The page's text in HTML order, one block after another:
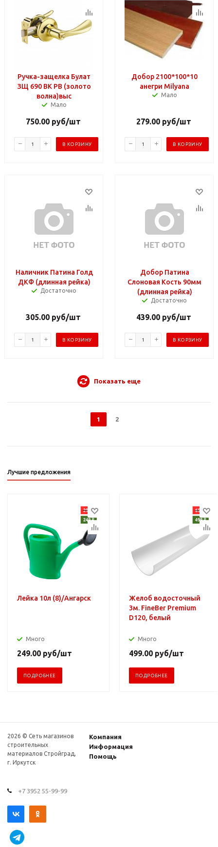
Ручка-защелка Булат
ЗЩ 690 ВК РВ (золото
волна)выс
Мало
750.00руб/шт
В КОРЗИНУ
Добор 2100*100*10
анегри Milyana
Мало
279.00руб/шт
В КОРЗИНУ
Наличник Патина Голд
ДКФ (длинная рейка)
Достаточно
305.00руб/шт
В КОРЗИНУ
Добор Патина
Слоновая Кость 90мм
(длинная рейка)
Достаточно
439.00руб/шт
В КОРЗИНУ
Показать еще
1 2
Лучшие предложения
Лейка 10л (8)/Ангарск
Много
249.00 руб/шт
ПОДРОБНЕЕ
Желоб водосточный
3м. FineBer Premium
D120, белый
Много
499.00 руб/шт
ПОДРОБНЕЕ
2026 © Сеть магазинов
строительных
материалов Стройград,
г. Иркутск
Компания
Информация
Помощь
+7 3952 55-99-99